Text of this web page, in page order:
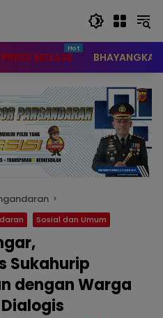
PRESS RELEASE BHAYANGKARI
Sosial dan Umum
Sukahurip
dengan Warga